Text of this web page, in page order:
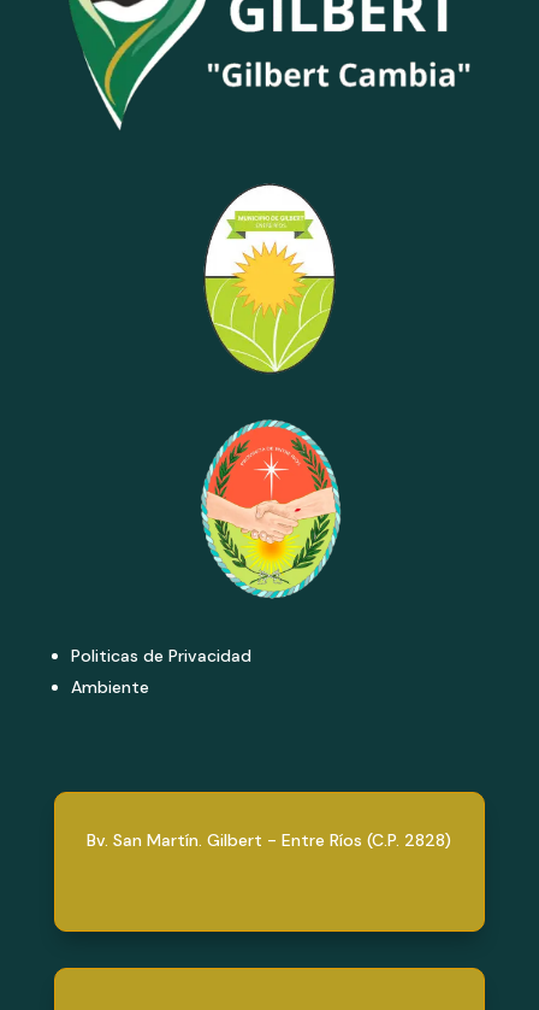
Politicas de Privacidad
Ambiente
Bv. San Martín. Gilbert - Entre Ríos (C.P. 2828)